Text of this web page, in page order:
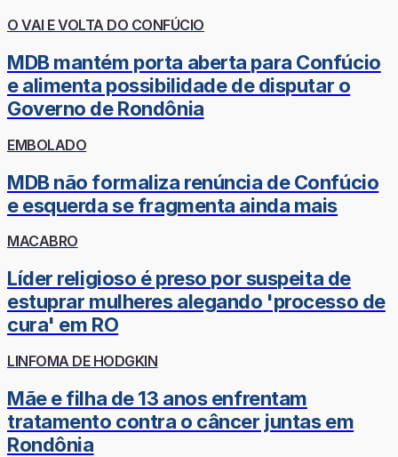
O VAI E VOLTA DO CONFÚCIO
MDB mantém porta aberta para Confúcio
e alimenta possibilidade de disputar o
Governo de Rondônia
EMBOLADO
MDB não formaliza renúncia de Confúcio
e esquerda se fragmenta ainda mais
MACABRO
Líder religioso é preso por suspeita de
estuprar mulheres alegando 'processo de
cura' em RO
LINFOMA DE HODGKIN
Mãe e filha de 13 anos enfrentam
tratamento contra o câncer juntas em
Rondônia